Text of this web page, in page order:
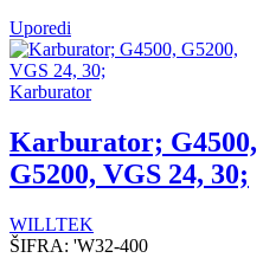
Uporedi
Karburator
Karburator; G4500,
G5200, VGS 24, 30;
WILLTEK
ŠIFRA: 'W32-400